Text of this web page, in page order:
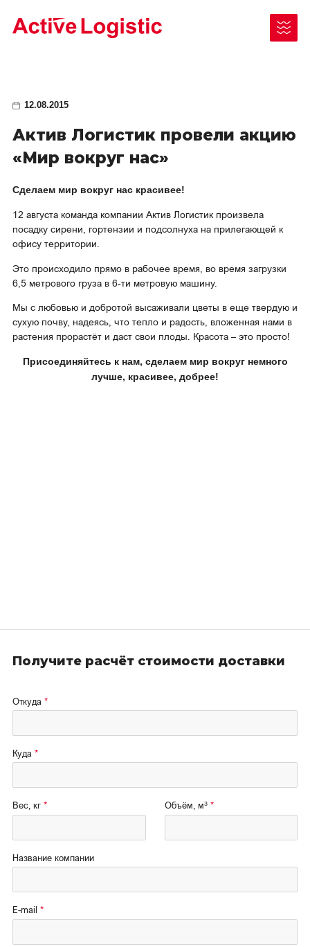
Республика Саха (Якутия)
Ненецкий АО
Камчатский край
Таймыр (Красноярский край)
Архангельская область
Магаданская область
Красноярский край
Ямало-Ненецкий АО
Вакансии
12.08.2015
Актив Логистик провели акцию
«Мир вокруг нас»
Сделаем мир вокруг нас красивее!
12 августа команда компании Актив Логистик произвела
посадку сирени, гортензии и подсолнуха на прилегающей к
офису территории.
Это происходило прямо в рабочее время, во время загрузки
6,5 метрового груза в 6-ти метровую машину.
Мы с любовью и добротой высаживали цветы в еще твердую и
сухую почву, надеясь, что тепло и радость, вложенная нами в
растения прорастёт и даст свои плоды. Красота – это просто!
Присоединяйтесь к нам, сделаем мир вокруг немного
лучше, красивее, добрее!
Получите расчёт стоимости доставки
Откуда
Куда
Вес, кг Объём, м3
Название компании
E-mail